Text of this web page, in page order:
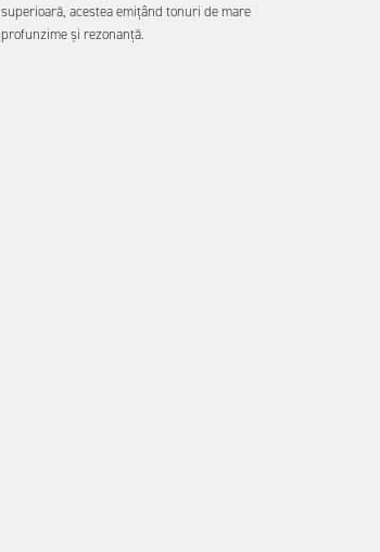
superioară, acestea emițând tonuri de mare
profunzime și rezonanță.